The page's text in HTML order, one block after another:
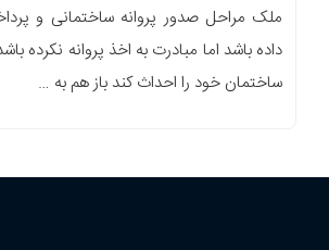
ملک مراحل صدور پروانه ساختمانی و
داده باشد اما مبادرت به اخذ پروانه نکرده
ساختمان خود را احداث کند باز هم به …